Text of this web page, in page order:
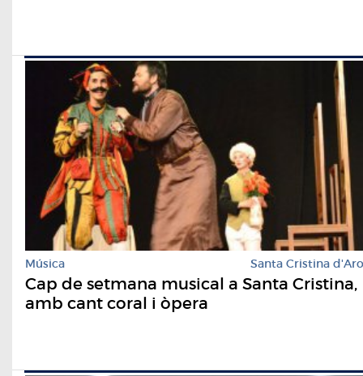
Música Santa Cristina d'Aro
Cap de setmana musical a Santa Cristina,
amb cant coral i òpera